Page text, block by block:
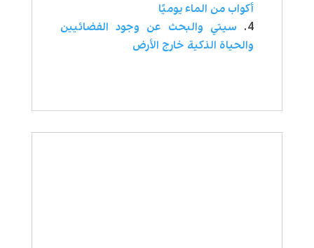
أكواب من الماء يوميًا
سيتي والبحث عن وجود الفضائيين
والحياة الذكية خارج الأرض